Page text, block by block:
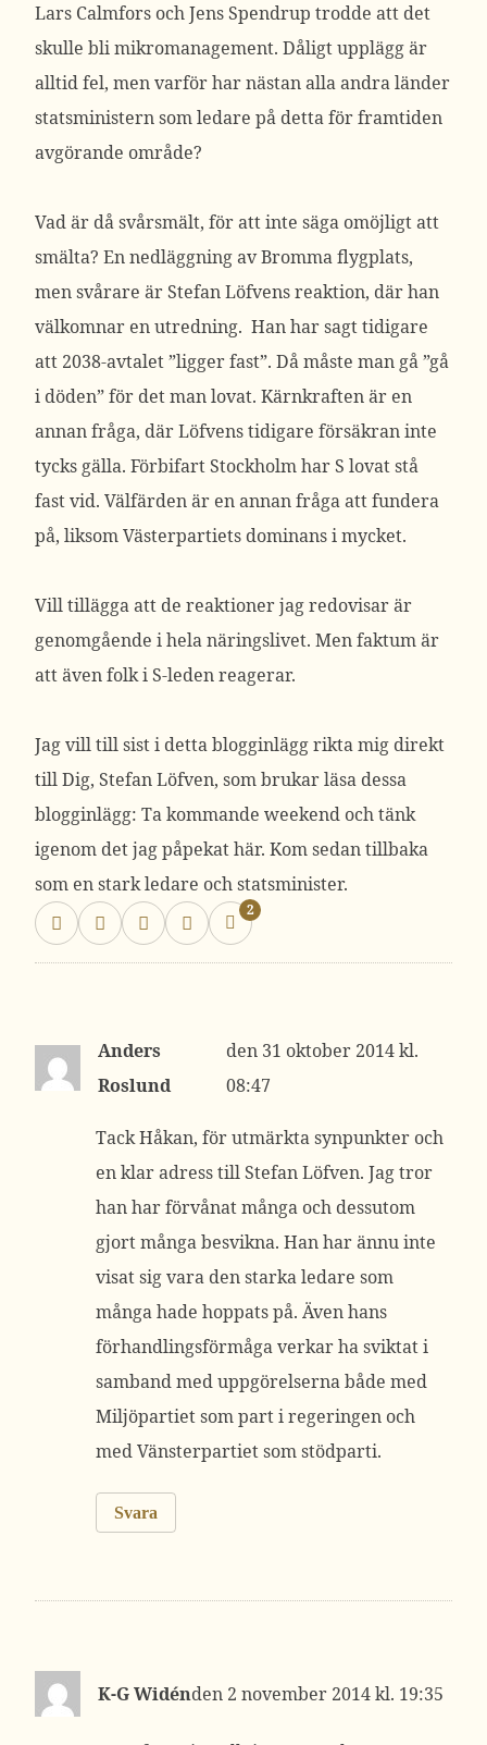
Lars Calmfors och Jens Spendrup trodde att det
skulle bli mikromanagement. Dåligt upplägg är
alltid fel, men varför har nästan alla andra länder
statsministern som ledare på detta för framtiden
avgörande område?
Vad är då svårsmält, för att inte säga omöjligt att
smälta? En nedläggning av Bromma flygplats,
men svårare är Stefan Löfvens reaktion, där han
välkomnar en utredning. Han har sagt tidigare
att 2038-avtalet ”ligger fast”. Då måste man gå ”gå
i döden” för det man lovat. Kärnkraften är en
annan fråga, där Löfvens tidigare försäkran inte
tycks gälla. Förbifart Stockholm har S lovat stå
fast vid. Välfärden är en annan fråga att fundera
på, liksom Västerpartiets dominans i mycket.
Vill tillägga att de reaktioner jag redovisar är
genomgående i hela näringslivet. Men faktum är
att även folk i S-leden reagerar.
Jag vill till sist i detta blogginlägg rikta mig direkt
till Dig, Stefan Löfven, som brukar läsa dessa
blogginlägg: Ta kommande weekend och tänk
igenom det jag påpekat här. Kom sedan tillbaka
som en stark ledare och statsminister.
2
Anders
Roslund
31 oktober 2014 kl.
08:47
Tack Håkan, för utmärkta synpunkter och
en klar adress till Stefan Löfven. Jag tror
han har förvånat många och dessutom
gjort många besvikna. Han har ännu inte
visat sig vara den starka ledare som
många hade hoppats på. Även hans
förhandlingsförmåga verkar ha sviktat i
samband med uppgörelserna både med
Miljöpartiet som part i regeringen och
med Vänsterpartiet som stödparti.
Svara
K-G Widén 2 november 2014 kl. 19:35